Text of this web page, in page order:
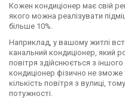
Кожен кондиціонер має свій
якого можна реалізувати
більше 10%.
Наприклад, у вашому житлі
канальний кондиціонер, який
повітря здійснюється з
кондиціонер фізично не
кількість повітря з вулиці,
потужності.